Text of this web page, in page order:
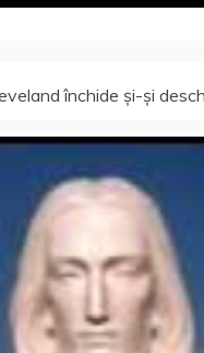
închide şi-şi